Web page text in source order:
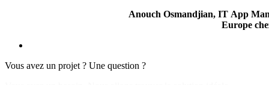
Anouch Osmandjian, IT App
Europe
Vous avez un projet ? Une question ?